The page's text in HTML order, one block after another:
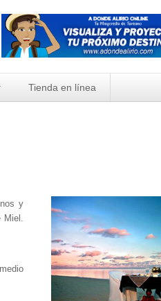
Tienda en línea
y
Miel.